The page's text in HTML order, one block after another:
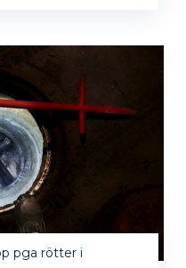
pga rötter i